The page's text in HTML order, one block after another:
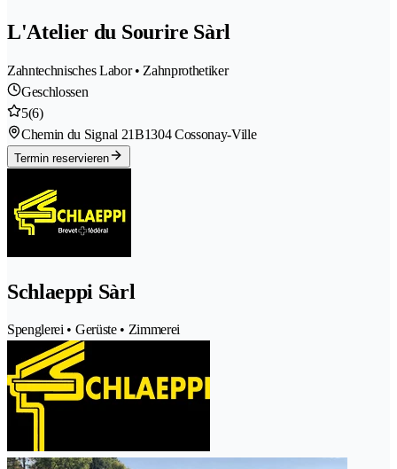
L'Atelier du Sourire Sàrl
Zahntechnisches Labor • Zahnprothetiker
Geschlossen
5(6)
Chemin du Signal 21B1304 Cossonay-Ville
Termin reservieren
Schlaeppi Sàrl
Spenglerei • Gerüste • Zimmerei